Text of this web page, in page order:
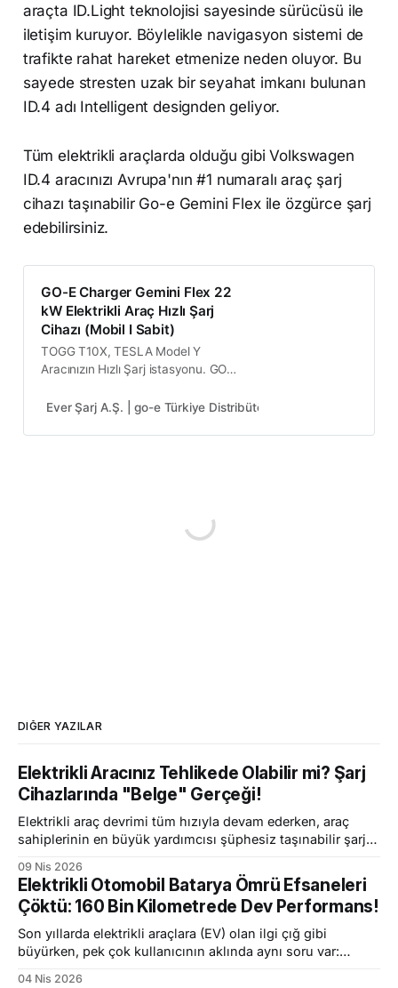
araçta ID.Light teknolojisi sayesinde sürücüsü ile
iletişim kuruyor. Böylelikle navigasyon sistemi de
trafikte rahat hareket etmenize neden oluyor. Bu
sayede stresten uzak bir seyahat imkanı bulunan
ID.4 adı Intelligent designden geliyor.
Tüm elektrikli araçlarda olduğu gibi Volkswagen
ID.4 aracınızı Avrupa'nın #1 numaralı araç şarj
cihazı taşınabilir Go-e Gemini Flex ile özgürce şarj
edebilirsiniz.
GO-E Charger Gemini Flex 22
kW Elektrikli Araç Hızlı Şarj
Cihazı (Mobil I Sabit)
TOGG T10X, TESLA Model Y
Aracınızın Hızlı Şarj istasyonu. GO-E
Elektrikli Araç Hızlı Şarj Cihazı
Ever Şarj A.Ş. | go-e Türkiye Distribütörü
DIĞER YAZILAR
Elektrikli Aracınız Tehlikede Olabilir mi? Şarj
Cihazlarında "Belge" Gerçeği!
Elektrikli araç devrimi tüm hızıyla devam ederken, araç
sahiplerinin en büyük yardımcısı şüphesiz taşınabilir şarj
uzun bir seyahatte olun; aracınızı dilediğiniz yerde şarj
edebilme özgürlüğü mükemmel bir konfor. Ancak uzmanlar
ve yetkili merciler son günlerde çok kritik bir konuda
elektrikli araç sahiplerini
09 Nis 2026
Elektrikli Otomobil Batarya Ömrü Efsaneleri
Çöktü: 160 Bin Kilometrede Dev Performans!
Son yıllarda elektrikli araçlara (EV) olan ilgi çığ gibi
büyürken, pek çok kullanıcının aklında aynı soru var:
04 Nis 2026